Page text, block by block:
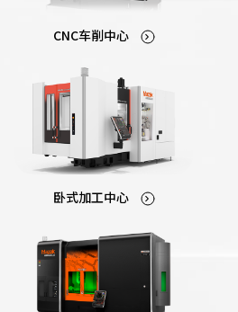
CNC车削中心
卧式加工中心